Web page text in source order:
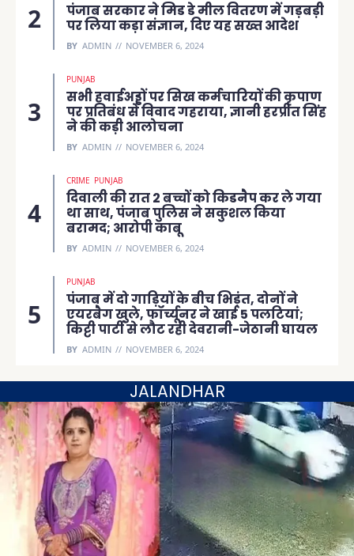
पंजाब सरकार ने मिड डे मील वितरण में गड़बड़ी
पर लिया कड़ा संज्ञान, दिए यह सख्त आदेश
BY ADMIN NOVEMBER 6, 2024
PUNJAB
सभी हवाईअड्डों पर सिख कर्मचारियों की कृपाण
पर प्रतिबंध से विवाद गहराया, ज्ञानी हरप्रीत सिंह
ने की कड़ी आलोचना
BY ADMIN NOVEMBER 6, 2024
CRIME PUNJAB
दिवाली की रात 2 बच्चों को किडनैप कर ले गया
था साथ, पंजाब पुलिस ने सकुशल किया
बरामद; आरोपी काबू
BY ADMIN NOVEMBER 6, 2024
PUNJAB
पंजाब में दो गाड़ियों के बीच भिड़ंत, दोनों ने
एयरबैग खुले, फॉर्च्यूनर ने खाई 5 पलटियां;
किट्टी पार्टी से लौट रही देवरानी-जेठानी घायल
BY ADMIN NOVEMBER 6, 2024
JALANDHAR